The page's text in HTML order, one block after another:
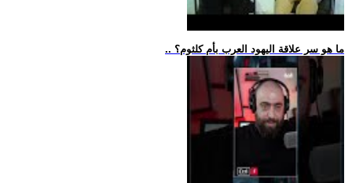
.. ما هو سر علاقة اليهود العرب بأم كلثوم؟